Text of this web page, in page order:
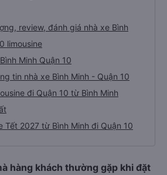
review, đánh giá nhà xe Bình
limousine
Minh Quận 10
tin nhà xe Bình Minh - Quận 10
đi Quận 10 từ Bình Minh
Tết 2027 từ Bình Minh đi Quận 10
hàng khách thường gặp khi đặt